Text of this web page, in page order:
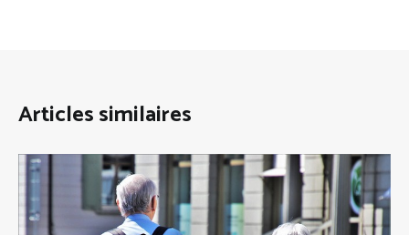
Articles similaires